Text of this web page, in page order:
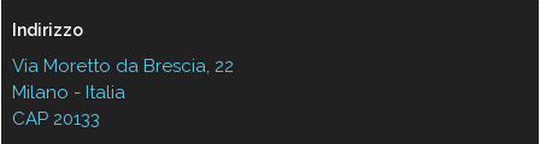
Indirizzo
Via Moretto da Brescia, 22
Milano - Italia
CAP 20133